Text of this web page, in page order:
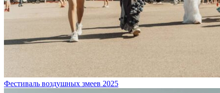
Фестиваль воздушных змеев 2025